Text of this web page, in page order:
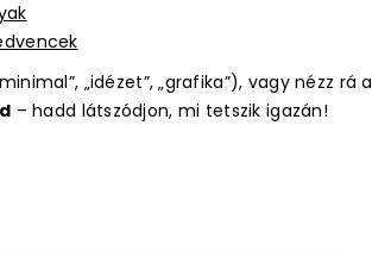
„idézet”, „grafika”), vagy nézz rá a
– hadd látszódjon, mi tetszik igazán!